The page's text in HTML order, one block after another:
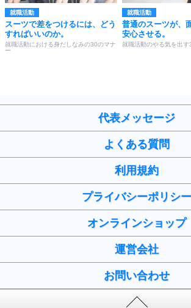
就職活動
スーツで差をつけるには、どう
すればいいのか。
就職活動における身だしなみの30のマナ
ー
就職活動
普通のスーツが、
安心させる。
就職活動のやる気を出す
代表メッセージ
よくある質問
利用規約
プライバシーポリシー
オンラインショップ
運営会社
お問い合わせ